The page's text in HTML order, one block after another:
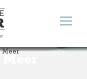
Åbn
Meer, Nordtyskland